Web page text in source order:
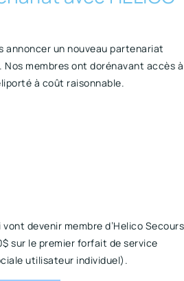
annoncer un nouveau partenariat
Nos membres ont dorénavant accès à
à coût raisonnable.
vont devenir membre d’Helico Secours
sur le premier forfait de service
utilisateur individuel).